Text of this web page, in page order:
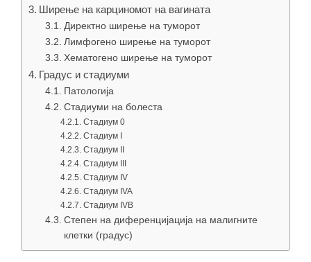
Ширење на карциномот на вагината
Директно ширење на туморот
Лимфогено ширење на туморот
Хематогено ширење на туморот
Градус и стадиуми
Патологија
Стадиуми на болеста
Стадиум 0
Стадиум I
Стадиум II
Стадиум III
Стадиум IV
Стадиум IVA
Стадиум IVB
Степен на диференцијација на малигните
клетки (градус)